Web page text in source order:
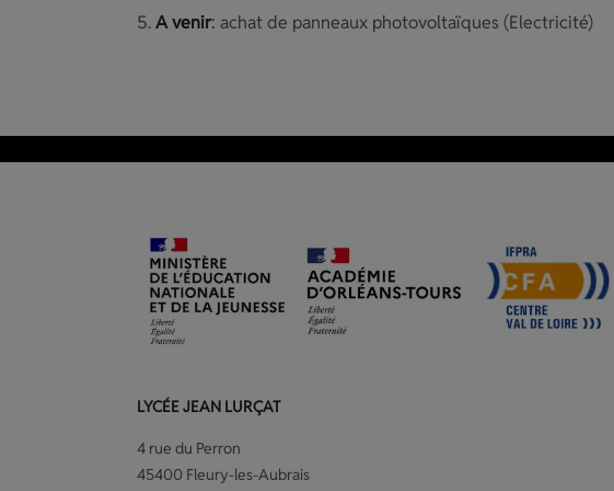
A venir: achat de panneaux photovoltaïques (Electricité)
LYCÉE JEAN LURÇAT
4 rue du Perron
45400 Fleury-les-Aubrais